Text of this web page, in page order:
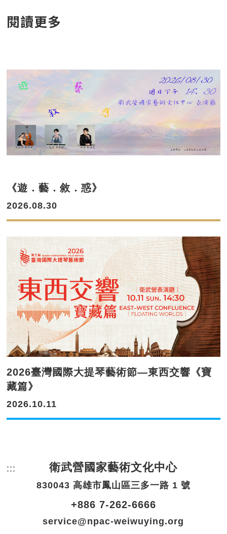
閱讀更多
《遊．藝．敘．惑》
2026.08.30
2026臺灣國際大提琴藝術節—東西交響《寶
藏篇》
2026.10.11
::: 頁尾網站資訊。
衛武營國家藝術文化中心
830043 高雄市鳳山區三多一路 1 號
+886 7-262-6666
service@npac-weiwuying.org